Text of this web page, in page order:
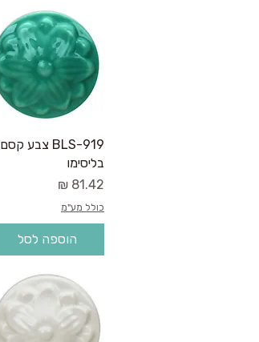
תצוגה מהירה
BLS-919 צבע קסם
בליסימו
מחיר
כולל מע"מ
הוספה לסל